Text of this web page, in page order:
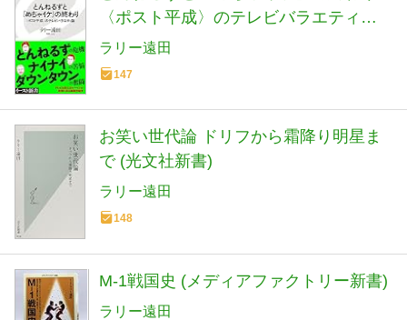
〈ポスト平成〉のテレビバラエティ論
(イースト新書)
ラリー遠田
147
お笑い世代論 ドリフから霜降り明星ま
で (光文社新書)
ラリー遠田
148
M-1戦国史 (メディアファクトリー新書)
ラリー遠田